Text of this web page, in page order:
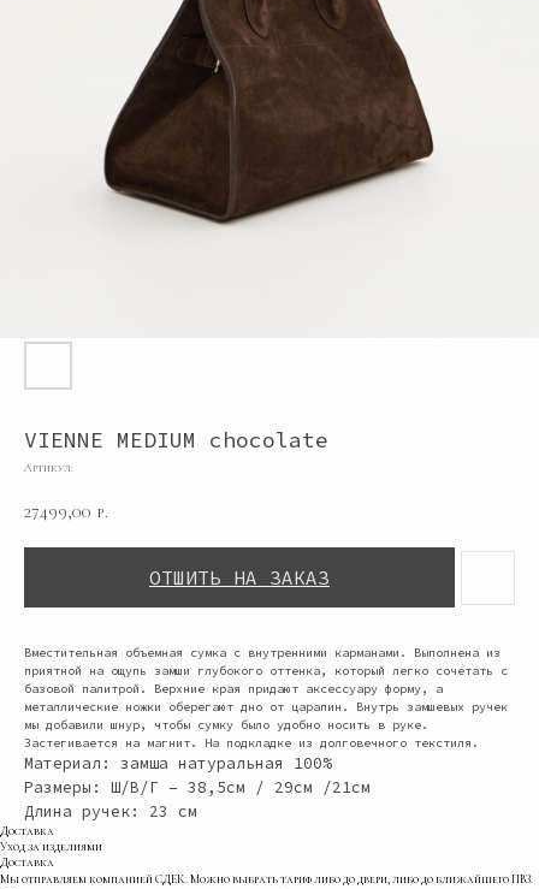
VIENNE MEDIUM chocolate
Артикул:
27499,00 р.
ОТШИТЬ НА ЗАКАЗ
Вместительная объемная сумка с внутренними карманами. Выполнена из
приятной на ощупь замши глубокого оттенка, который легко сочетать с
базовой палитрой. Верхние края придают аксессуару форму, а
металлические ножки оберегают дно от царапин. Внутрь замшевых ручек
мы добавили шнур, чтобы сумку было удобно носить в руке.
Застегивается на магнит. На подкладке из долговечного текстиля.
Материал: замша натуральная 100%
Размеры: Ш/В/Г – 38,5см / 29см /21см
Длина ручек: 23 см
Доставка
Уход за изделиями
Доставка
Мы отправляем компанией СДЕК. Можно выбрать тариф либо до двери, либо до ближайшего ПВЗ.